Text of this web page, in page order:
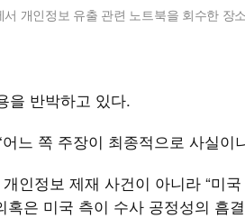
서 개인정보 유출 관련 노트북을 회수한 장
을 반박하고 있다.
느 쪽 주장이 최종적으로 사실이
인정보 제재 사건이 아니라 “미
은 미국 측이 수사 공정성의 흠